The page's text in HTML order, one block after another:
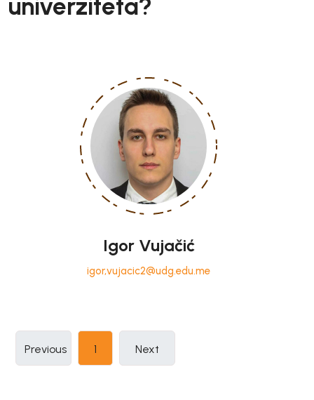
univerziteta?
Igor Vujačić
igor,vujacic2@udg.edu.me
Previous 1 (current)Next